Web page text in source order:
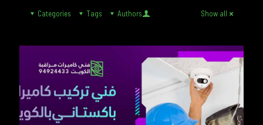
Categories Tags Authors Show all